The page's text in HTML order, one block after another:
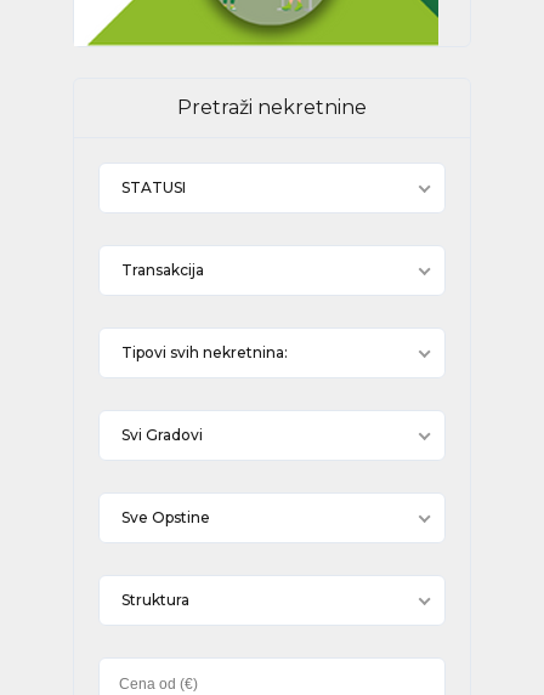
Pretraži nekretnine
STATUSI
Transakcija
Tipovi svih nekretnina:
Svi Gradovi
Sve Opstine
Struktura